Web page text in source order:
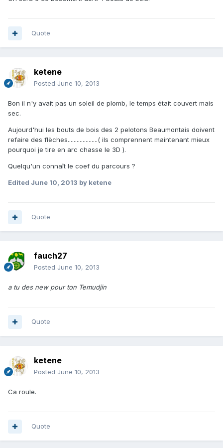
Quote
ketene
Posted June 10, 2013
Bon il n'y avait pas un soleil de plomb, le temps était couvert mais
sec.
Aujourd'hui les bouts de bois des 2 pelotons Beaumontais doivent
refaire des flèches....................( ils comprennent maintenant mieux
pourquoi je tire en arc chasse le 3D ).
Quelqu'un connaît le coef du parcours ?
Edited June 10, 2013 by ketene
Quote
fauch27
Posted June 10, 2013
a tu des new pour ton Temudjin
Quote
ketene
Posted June 10, 2013
Ca roule.
Quote